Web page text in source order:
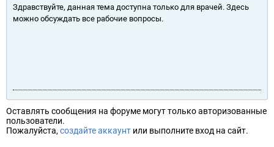
Здравствуйте, данная тема доступна только для врачей. Здесь
можно обсуждать все рабочие вопросы.
Оставлять сообщения на форуме могут только авторизованные
пользователи.
Пожалуйста, создайте аккаунт или выполните вход на сайт.